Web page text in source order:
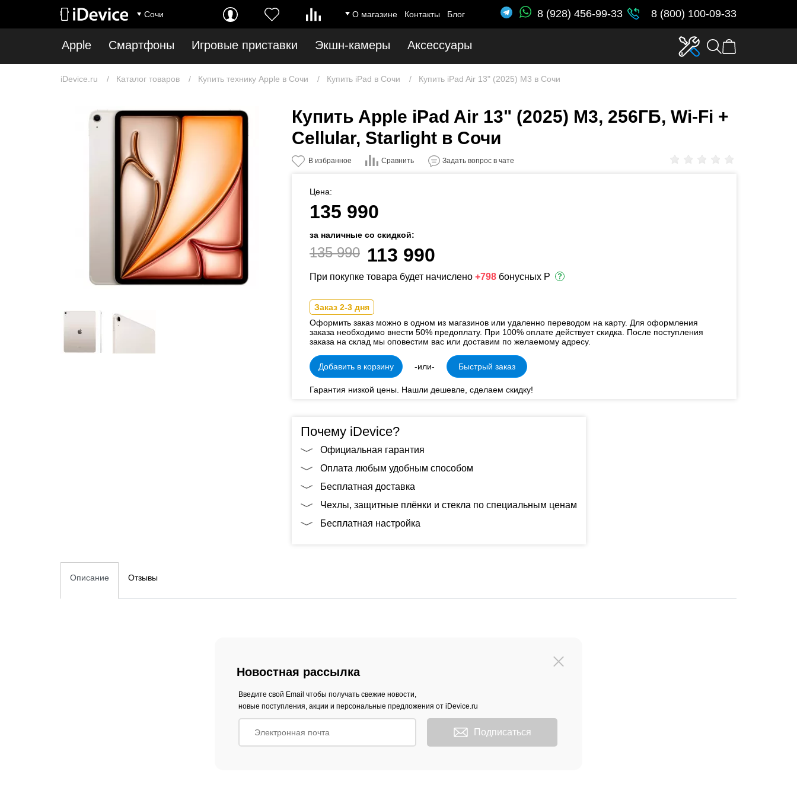
Сочи О магазине Контакты Блог 8 (928) 456-99-33 8 (800) 100-09-33
Apple Смартфоны Игровые приставки Экшн-камеры Аксессуары
iDevice.ru Каталог товаров Купить технику Apple в Сочи Купить iPad в Сочи Купить iPad Air 13" (2025) M3 в Сочи
Купить Apple iPad Air 13" (2025) M3, 256ГБ, Wi-Fi +
Cellular, Starlight в Сочи
В избранное Сравнить Задать вопрос в чате
Цена:
135 990
за наличные со скидкой:
135 990 113 990
При покупке товара будет начислено +798 бонусных Р
Заказ 2-3 дня
Оформить заказ можно в одном из магазинов или удаленно переводом на карту. Для оформления
заказа необходимо внести 50% предоплату. При 100% оплате действует скидка. После поступления
заказа на склад мы оповестим вас или доставим по желаемому адресу.
Добавить в корзину -или- Быстрый заказ
Гарантия низкой цены. Нашли дешевле, сделаем скидку!
Почему iDevice?
Официальная гарантия
Оплата любым удобным способом
Бесплатная доставка
Чехлы, защитные плёнки и стекла по специальным ценам
Бесплатная настройка
Описание Отзывы
Новостная рассылка
Введите свой Email чтобы получать свежие новости,
новые поступления, акции и персональные предложения от iDevice.ru
Подписаться